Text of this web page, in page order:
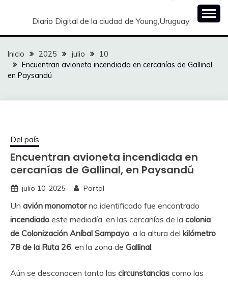
Diario Digital de la ciudad de Young,Uruguay
Inicio 2025 julio
10
Encuentran avioneta incendiada en cercanías de Gallinal,
en Paysandú
Del país
Encuentran avioneta incendiada en
cercanías de Gallinal, en Paysandú
julio 10, 2025 Portal
Un avión monomotorno identificado fue encontrado
incendiado este mediodía, en las cercanías de la colonia
de Colonización Aníbal Sampayo, a la altura del kilómetro
78 de la Ruta 26, en la zona de Gallinal.
Aún se desconocen tanto las circunstancias como las